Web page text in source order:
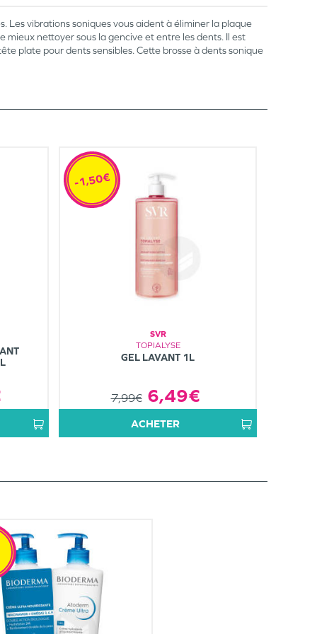
Les vibrations soniques vous aident à éliminer la plaque
nettoyer sous la gencive et entre les dents. Il est
plate pour dents sensibles. Cette brosse à dents sonique
SVR
TOPIALYSE
GEL LAVANT 1L
7,99€ 6,49€
-1,50€
ACHETER